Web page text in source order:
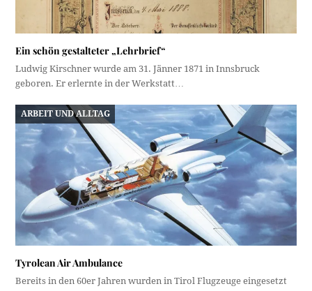
Ein schön gestalteter „Lehrbrief“
Ludwig Kirschner wurde am 31. Jänner 1871 in Innsbruck
geboren. Er erlernte in der Werkstatt…
ARBEIT UND ALLTAG
Tyrolean Air Ambulance
Bereits in den 60er Jahren wurden in Tirol Flugzeuge eingesetzt